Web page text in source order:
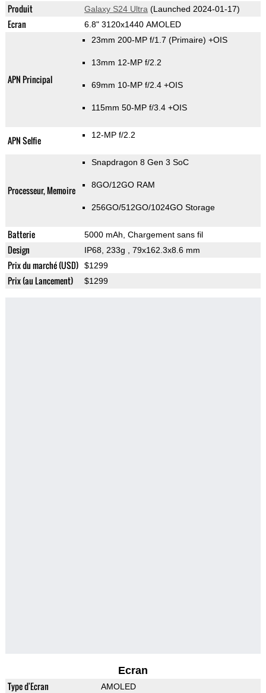
Produit Galaxy S24 Ultra (Launched 2024-01-17)
Ecran 6.8" 3120x1440 AMOLED
APN Principal
23mm 200-MP f/1.7 (Primaire) +OIS
13mm 12-MP f/2.2
69mm 10-MP f/2.4 +OIS
115mm 50-MP f/3.4 +OIS
APN Selfie 12-MP f/2.2
Processeur, Memoire
Snapdragon 8 Gen 3 SoC
8GO/12GO RAM
256GO/512GO/1024GO Storage
Batterie 5000 mAh, Chargement sans fil
Design IP68, 233g , 79x162.3x8.6 mm
Prix du marché (USD) $1299
Prix (au Lancement) $1299
Ecran
Type d'Ecran AMOLED